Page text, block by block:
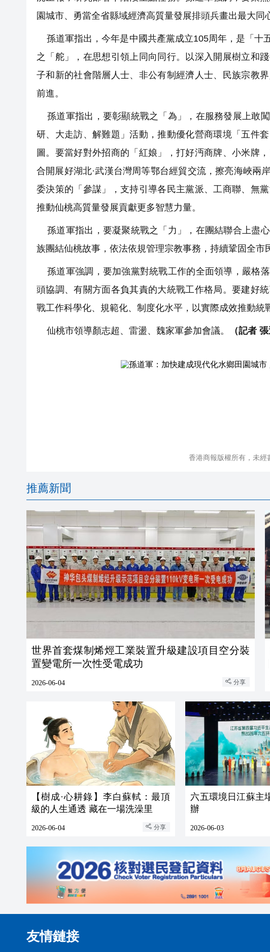
園城市、勇當全省縣域經濟高質量發展排頭兵畫出最大同
孫道軍指出，今年是中國共產黨成立105周年，是「十
之「舵」，在思想引領上同向同行。以深入開展樹立和
子和新的社會階層人士、非公有制經濟人士、民族宗教
前進。
孫道軍指出，要彰顯統戰之「為」，在服務發展上敢
研、大走訪、解難題」活動，推動優化營商環境「五件
圖。要當好對外招商的「紅娘」，打好沔商牌、小米牌
合開展好湖北·武漢台灣周等鄂台經貿交流，擦亮海峽兩
委決策的「參謀」，支持引導各民主黨派、工商聯、無
推動仙桃高質量發展貢獻更多智慧力量。
孫道軍指出，要凝聚統戰之「力」，在團結聯合上盡
族團結仙桃故事，依法依規管理宗教事務，持續鞏固全市
孫道軍強調，要加強黨對統戰工作的全面領導，嚴格
頭協調、有關方面各負其責的大統戰工作格局。要建好
戰工作科學化、規範化、制度化水平，以實際成效推動統
仙桃市領導顏志超、雷盪、魏家軍參加會議。 （記者
香港商報版權所有，未經
推薦新聞
世界首套煤制烯烴工業裝置升級建設項目空分裝
置變電所一次性受電成功
2026-06-04 分享
【樹成·心耕錄】李白蘇軾：最頂
級的人生通透 藏在一場洗澡里
2026-06-04 分享
六五環境日江蘇主
辦
2026-06-03
友情鏈接